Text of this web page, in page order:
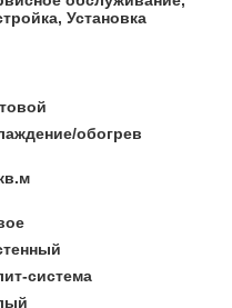
Установка
обогрев
система